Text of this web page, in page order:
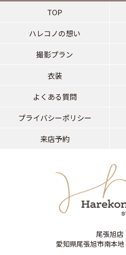
TOP
ハレコノの想い
撮影プラン
衣装
よくある質問
プライバシーポリシー
来店予約
尾張旭店
愛知県尾張旭市南本